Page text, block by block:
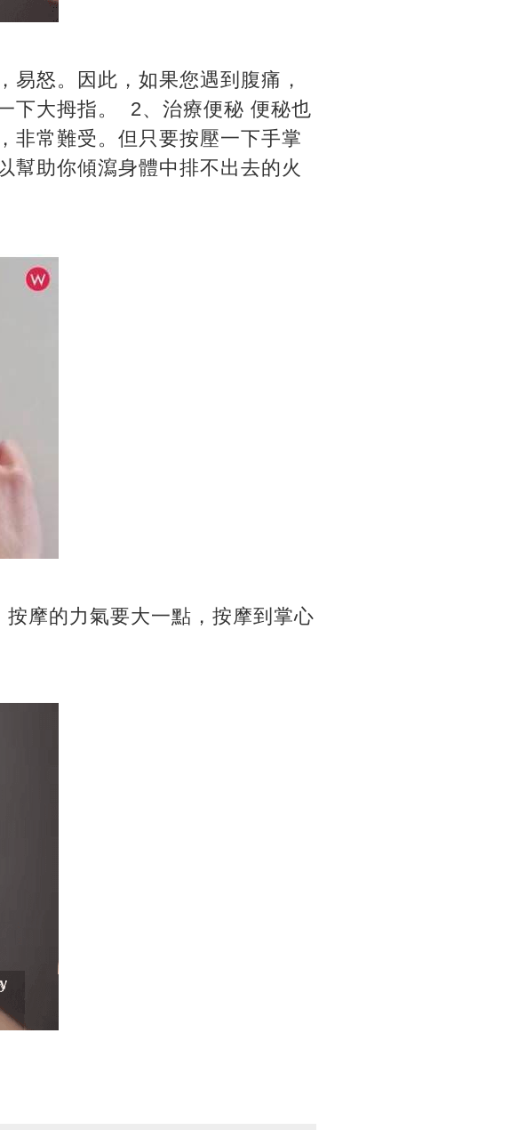
易怒。因此，如果您遇到腹痛，
下大拇指。 2、治療便秘 便秘也
非常難受。但只要按壓一下手掌
幫助你傾瀉身體中排不出去的火
摩的力氣要大一點，按摩到掌心